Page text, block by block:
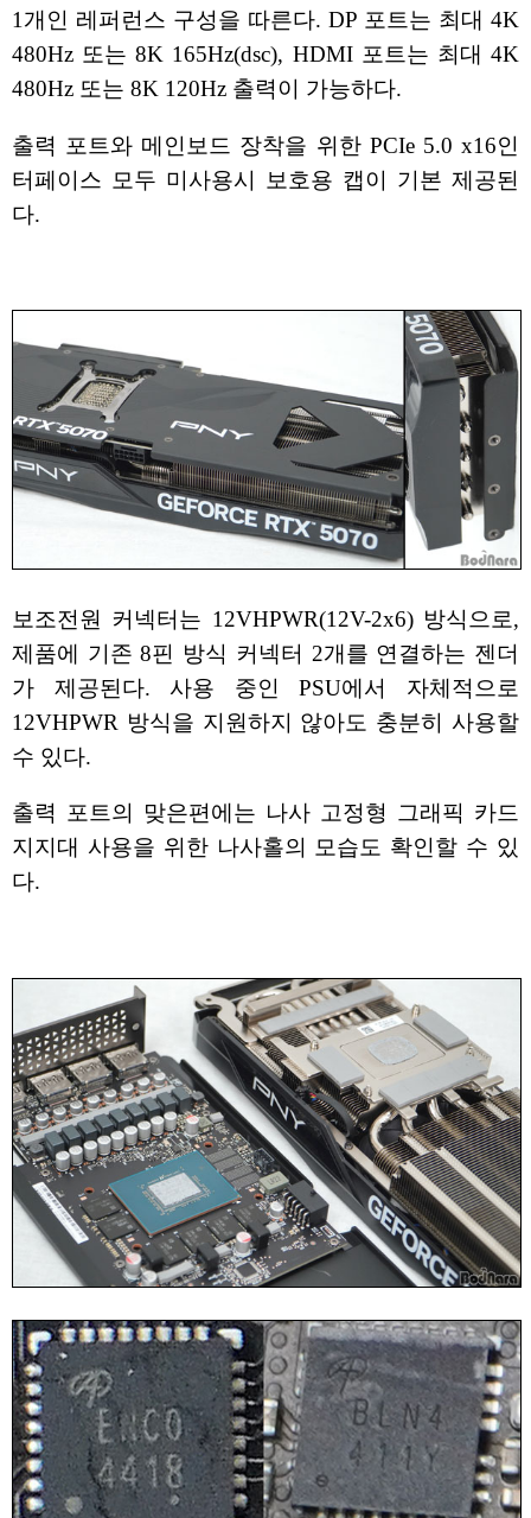
1개인 레퍼런스 구성을 따른다. DP 포트는 최대 4K
480Hz 또는 8K 165Hz(dsc), HDMI 포트는 최대 4K
480Hz 또는 8K 120Hz 출력이 가능하다.
출력 포트와 메인보드 장착을 위한 PCIe 5.0 x16인
터페이스 모두 미사용시 보호용 캡이 기본 제공된
다.
보조전원 커넥터는 12VHPWR(12V-2x6) 방식으로,
제품에 기존 8핀 방식 커넥터 2개를 연결하는 젠더
가 제공된다. 사용 중인 PSU에서 자체적으로
12VHPWR 방식을 지원하지 않아도 충분히 사용할
수 있다.
출력 포트의 맞은편에는 나사 고정형 그래픽 카드
지지대 사용을 위한 나사홀의 모습도 확인할 수 있
다.